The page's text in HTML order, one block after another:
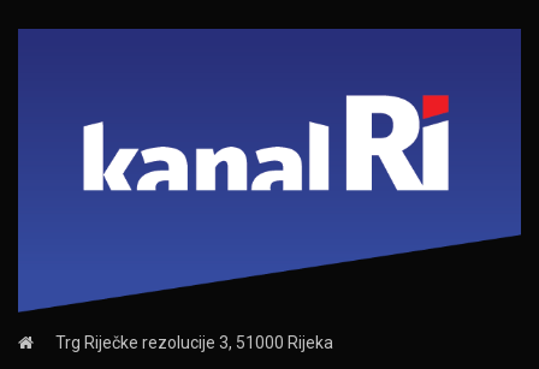
Trg Riječke rezolucije 3, 51000 Rijeka